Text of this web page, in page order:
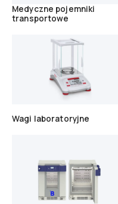
Medyczne pojemniki
transportowe
Wagi laboratoryjne